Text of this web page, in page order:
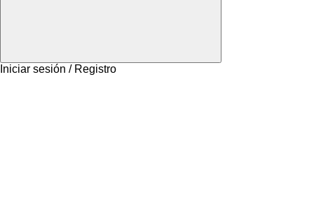
Iniciar sesión / Registro